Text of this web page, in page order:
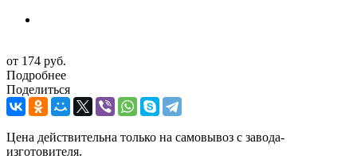
от 174 руб.
Подробнее
Поделиться
Цена действительна только на самовывоз с завода-
изготовителя.